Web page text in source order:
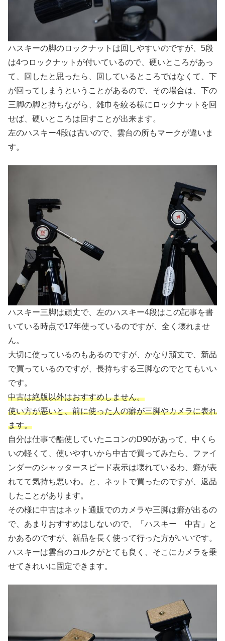
ハスキーの脚のロックナットは回しやすいのですが、5段
は4つロックナットが付いているので、硬いところがあっ
て、回したと思ったら、回しているところではなくて、下
が回ってしまうということがあるので、その場合は、下の
三脚の脚と持ちながら、雑巾を絞る様にロックナットを回
せば、硬いところは回すことが出来ます。
左のハスキー4段は古いので、雲台の所もマークが違いま
す。
ハスキー三脚は頑丈で、左のハスキー4段はこの記事を書
いている時点で17年使っているのですが、全く壊れませ
ん。
大切に使っているのもあるのですが、かなり頑丈で、新品
で買っているのですが、長持ちする三脚なのでとてもいい
です。
中古は絶版以外はおすすめしません。
使い方が悪いと、前に使った人の癖が三脚やカメラに表れ
ます。
自分は仕事で酷使していたニコンのD90があって、中くら
いの軽くて、使いやすいから中古で買ってみたら、ファイ
ンダーのシャッタースピード表示は壊れているわ、癖が表
れてて気持ち悪いわ。と、ネットで買ったのですが、返品
したことがあります。
その様に中古はネット通販でのカメラや三脚は癖が出るの
で、あまりおすすめはしないので、「ハスキー 中古」と
かあるのですが、新品を長く使って行った方がいいです。
ハスキーは雲台のコルクがとても良く、そこにカメラを乗
せてきれいに固定できます。